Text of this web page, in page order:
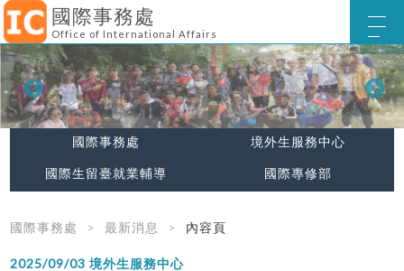
國際事務處
Office of International Affairs
國際事務處 境外生服務中心
國際生留臺就業輔導 國際專修部
國際事務處 最新消息 內容頁
2025/09/03境外生服務中心